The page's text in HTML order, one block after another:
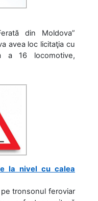
din Moldova”
avea loc licitaţia cu
a 16 locomotive,
la nivel cu calea
tronsonul feroviar